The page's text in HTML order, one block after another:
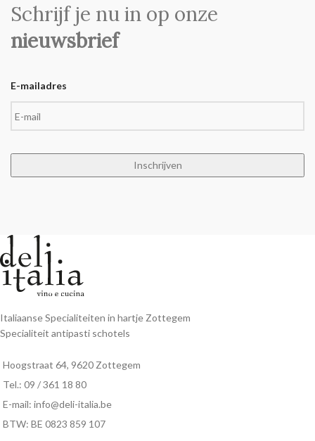
Schrijf je nu in op onze
nieuwsbrief
E-mailadres
Italiaanse Specialiteiten in hartje Zottegem
Specialiteit antipasti schotels
Hoogstraat 64, 9620 Zottegem
Tel.: 09 / 361 18 80
E-mail: info@deli-italia.be
BTW: BE 0823 859 107